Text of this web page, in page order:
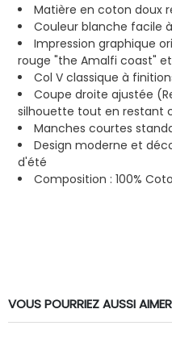
Matière en coton doux
Couleur blanche facile
Impression graphique
rouge "the Amalfi coast"
Col V classique à
Coupe droite ajustée
silhouette tout en restant
Manches courtes
Design moderne et
d'été
Composition : 100%
VOUS POURRIEZ AUSSI AIMER